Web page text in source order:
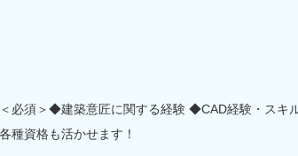
必須＞◆建築意匠に関する経験 ◆CAD経験・スキ
種資格も活かせます！